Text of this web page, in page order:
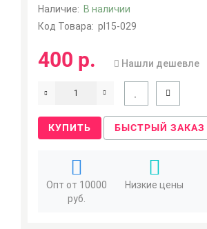
Наличие: В наличии
Код Товара: pl15-029
400 р. Нашли дешевле
КУПИТЬ БЫСТРЫЙ ЗАКАЗ
Опт от 10000
руб.
Низкие цены